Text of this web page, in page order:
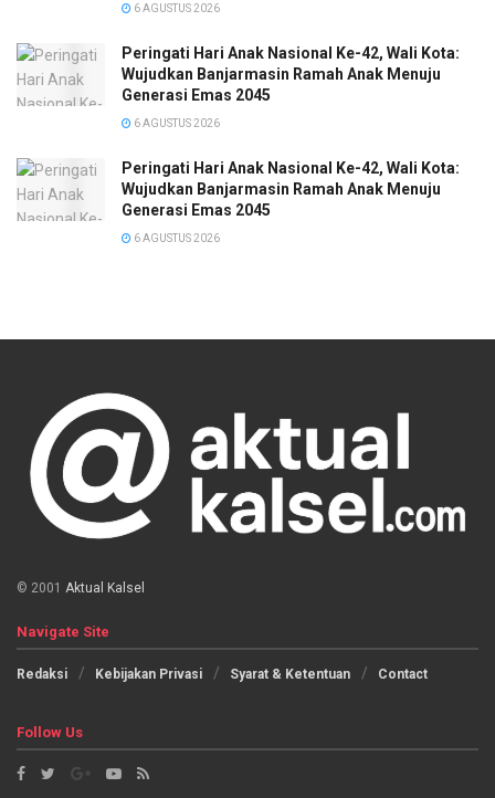
6 AGUSTUS 2026
Peringati Hari Anak Nasional Ke-42, Wali Kota:
Wujudkan Banjarmasin Ramah Anak Menuju
Generasi Emas 2045
6 AGUSTUS 2026
Peringati Hari Anak Nasional Ke-42, Wali Kota:
Wujudkan Banjarmasin Ramah Anak Menuju
Generasi Emas 2045
6 AGUSTUS 2026
© 2001 Aktual Kalsel
Navigate Site
Redaksi Kebijakan Privasi Syarat & Ketentuan Contact
Follow Us